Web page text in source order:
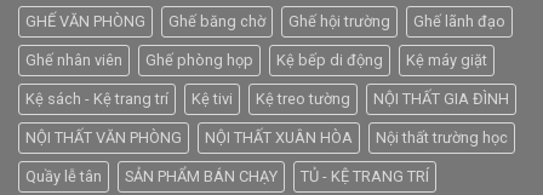
GHẾ VĂN PHÒNG Ghế băng chờ Ghế hội trường Ghế lãnh đạo
Ghế nhân viên Ghế phòng họp Kệ bếp di động Kệ máy giặt
Kệ sách - Kệ trang trí Kệ tivi Kệ treo tường NỘI THẤT GIA ĐÌNH
NỘI THẤT VĂN PHÒNG NỘI THẤT XUÂN HÒA Nội thất trường học
Quầy lễ tân SẢN PHẨM BÁN CHẠY TỦ - KỆ TRANG TRÍ